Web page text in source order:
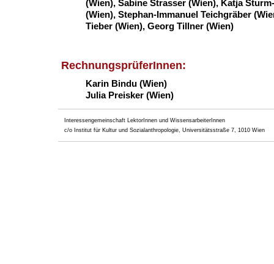
(Wien), Sabine Strasser (Wien), Katja
(Wien), Stephan-Immanuel Teichgräber
Tieber (Wien), Georg Tillner (Wien)
RechnungsprüferInnen:
Karin Bindu (Wien)
Julia Preisker (Wien)
Interessengemeinschaft LektorInnen und WissensarbeiterInnen
c/o Institut für Kultur und Sozialanthropologie, Universitätsstraße 7, 1010 Wien